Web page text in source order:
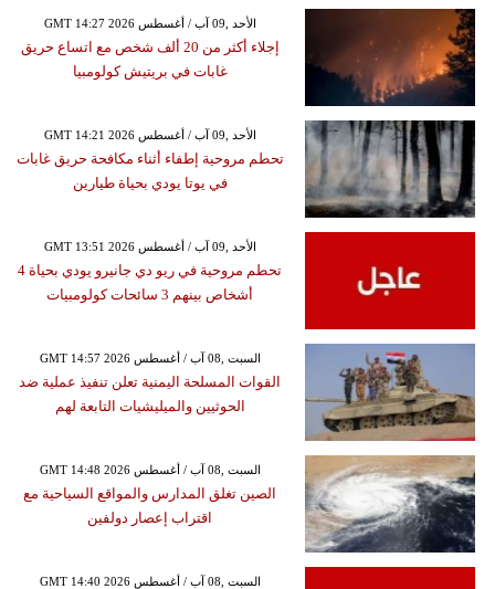
GMT 14:27 2026 الأحد ,09 آب / أغسطس
إجلاء أكثر من 20 ألف شخص مع اتساع حريق
غابات في بريتيش كولومبيا
GMT 14:21 2026 الأحد ,09 آب / أغسطس
تحطم مروحية إطفاء أثناء مكافحة حريق غابات
في يوتا يودي بحياة طيارين
GMT 13:51 2026 الأحد ,09 آب / أغسطس
تحطم مروحية في ريو دي جانيرو يودي بحياة 4
أشخاص بينهم 3 سائحات كولومبيات
GMT 14:57 2026 السبت ,08 آب / أغسطس
القوات المسلحة اليمنية تعلن تنفيذ عملية ضد
الحوثيين والميليشيات التابعة لهم
GMT 14:48 2026 السبت ,08 آب / أغسطس
الصين تغلق المدارس والمواقع السياحية مع
اقتراب إعصار دولفين
GMT 14:40 2026 السبت ,08 آب / أغسطس